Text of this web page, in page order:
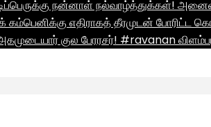
நன்னாள் நல்வாழ்த்துக்கள்!
எதிராகத் தீரமுடன் போரிட்ட
குல பேரரசர்! #ravanan